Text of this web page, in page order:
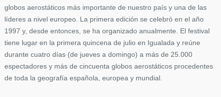
globos aerostáticos más importante de nuestro país y una de las
líderes a nivel europeo. La primera edición se celebró en el año
1997 y, desde entonces, se ha organizado anualmente. El festival
tiene lugar en la primera quincena de julio en Igualada y reúne
durante cuatro días (de jueves a domingo) a más de 25.000
espectadores y más de cincuenta globos aerostáticos procedentes
de toda la geografía española, europea y mundial.